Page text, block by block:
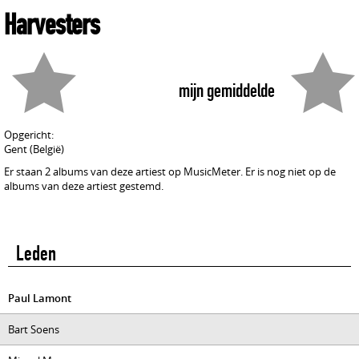
Harvesters
mijn gemiddelde
Opgericht:
Gent (België)
Er staan 2 albums van deze artiest op MusicMeter. Er is nog niet op de
albums van deze artiest gestemd.
Leden
Paul Lamont
Bart Soens